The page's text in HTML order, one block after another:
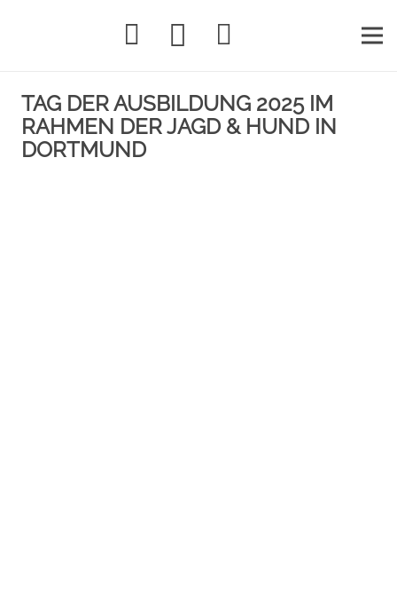
TAG DER AUSBILDUNG 2025 IM
RAHMEN DER JAGD & HUND IN
DORTMUND